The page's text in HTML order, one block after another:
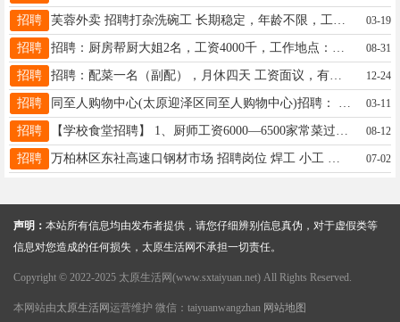
招聘 03-19
招聘 08-31
招聘 招聘：配菜一名（副配），月休四天 工资面议，有经验者优先，过年放假 地址：太原市迎泽区新建南路文源巷 联系电话：17835174023 12-24
招聘 03-11
招聘 08-12
招聘 07-02
声明： 本站所有信息均由发布者提供，请您仔细辨别信息真伪，对于虚假类等
信息对您造成的任何损失，太原生活网不承担一切责任。
Copyright © 2022-2025 太原生活网(www.sxtaiyuan.net) All Rights Reserved.
本网站由太原生活网 运营维护 微信：taiyuanwangzhan 网站地图